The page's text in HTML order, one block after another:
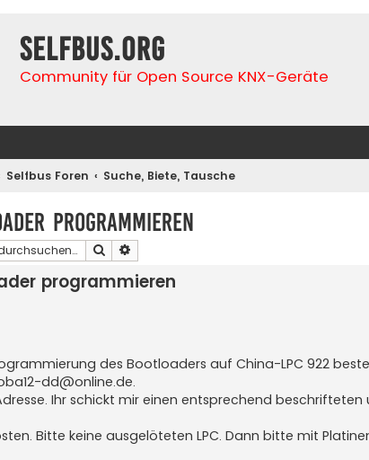
selfbus.org
Community für Open Source KNX-Geräte
Selfbus Foren Suche, Biete, Tausche
programmieren
Suche
programmieren
des Bootloaders auf China-LPC 922
dd@online.de.
Ihr schickt mir einen entsprechend
Bitte keine ausgelöteten LPC. Dann bitte mit